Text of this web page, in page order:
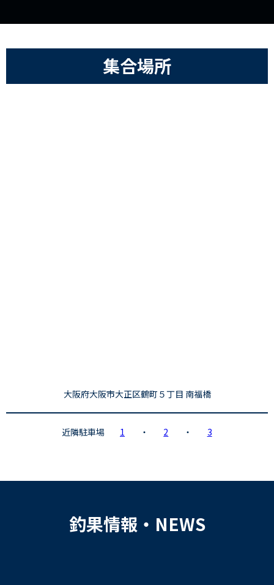
集合場所
大阪府大阪市大正区鶴町５丁目 南福橋
近隣駐車場 1 ・ 2 ・ 3
釣果情報・NEWS